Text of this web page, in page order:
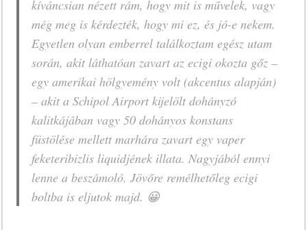
kíváncsian nézett rám, hogy mit is művelek, vagy
még meg is kérdezték, hogy mi ez, és jó-e nekem.
Egyetlen olyan emberrel találkoztam egész utam
során, akit láthatóan zavart az ecigi okozta gőz –
egy amerikai hölgyemény volt (akcentus alapján)
– akit a Schipol Airport kijelölt dohányzó
kalitkájában vagy 50 dohányos konstans
füstölése mellett marhára zavart egy vaper
feketeribizlis liquidjének illata. Nagyjából ennyi
lenne a beszámoló. Jövőre remélhetőleg ecigi
boltba is eljutok majd. 😀